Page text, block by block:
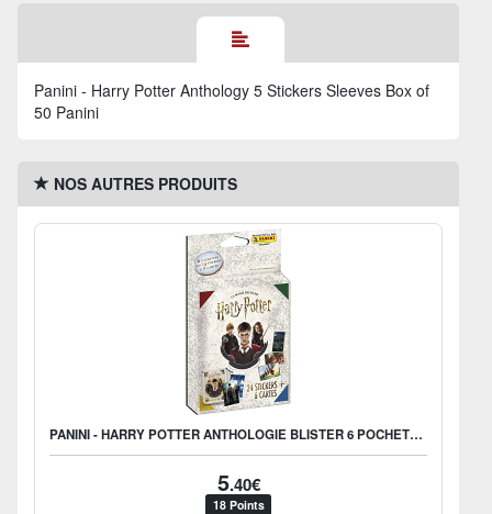
Panini - Harry Potter Anthology 5 Stickers Sleeves Box of
50 Panini
NOS AUTRES PRODUITS
PANINI - HARRY POTTER ANTHOLOGIE BLISTER 6 POCHETTES
5.40€
18 Points